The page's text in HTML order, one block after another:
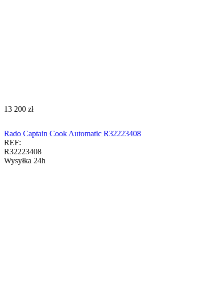
‍13 200‍ zł
Rado Captain Cook Automatic R32223408
REF:
R32223408
Wysyłka 24h